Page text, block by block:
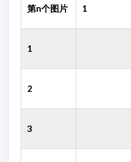
第n个图片 1
1
2
3